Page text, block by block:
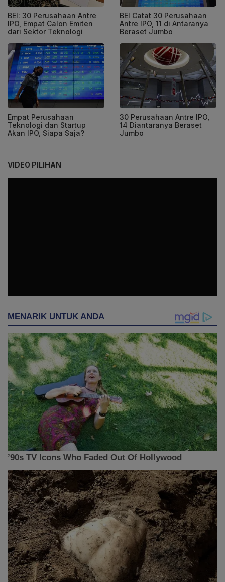
BEI: 30 Perusahaan Antre
IPO, Empat Calon Emiten
dari Sektor Teknologi
BEI Catat 30 Perusahaan
Antre IPO, 11 di Antaranya
Beraset Jumbo
Empat Perusahaan
Teknologi dan Startup
Akan IPO, Siapa Saja?
30 Perusahaan Antre IPO,
14 Diantaranya Beraset
Jumbo
VIDEO PILIHAN